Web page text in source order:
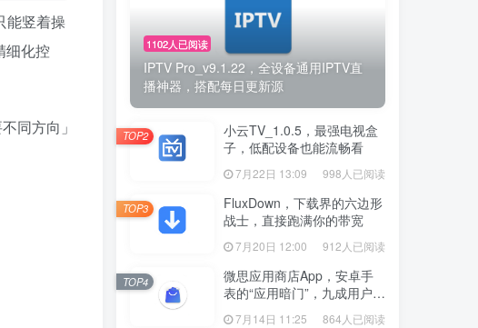
能竖着操
细化控
同方向」
1102人已阅读
IPTV Pro_v9.1.22，全设备通用IPTV直
播神器，搭配每日更新源
小云TV_1.0.5，最强电视盒
子，低配设备也能流畅看
7月22日 13:09 998人已阅读
TOP2
FluxDown，下载界的六边形
战士，直接跑满你的带宽
7月20日 12:00 912人已阅读
TOP3
微思应用商店App，安卓手
表的“应用暗门”，九成用户还
没发现
7月14日 11:25 864人已阅读
TOP4